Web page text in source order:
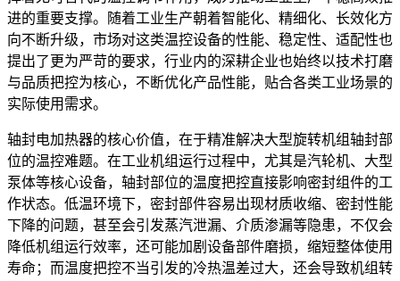
进的重要支撑。随着工业生产朝着智能化、精细化、长效化方
向不断升级，市场对这类温控设备的性能、稳定性、适配性也
提出了更为严苛的要求，行业内的深耕企业也始终以技术打磨
与品质把控为核心，不断优化产品性能，贴合各类工业场景的
实际使用需求。
轴封电加热器的核心价值，在于精准解决大型旋转机组轴封部
位的温控难题。在工业机组运行过程中，尤其是汽轮机、大型
泵体等核心设备，轴封部位的温度把控直接影响密封组件的工
作状态。低温环境下，密封部件容易出现材质收缩、密封性能
下降的问题，甚至会引发蒸汽泄漏、介质渗漏等隐患，不仅会
降低机组运行效率，还可能加剧设备部件磨损，缩短整体使用
寿命；而温度把控不当引发的冷热温差过大，还会导致机组转